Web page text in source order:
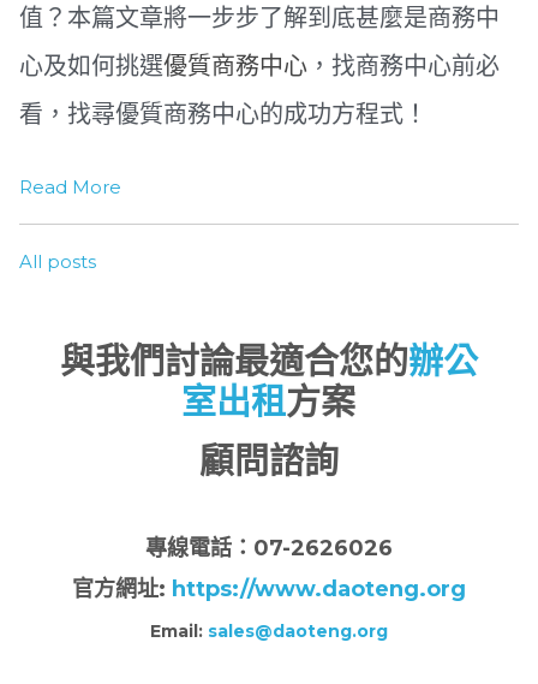
值？本篇文章將一步步了解到底甚麼是商務中
心及如何挑選優質商務中心 ，找商務中心前必
看，找尋優質商務中心的成功方程式！
Read More
All posts
與我們討論最適合您的辦公
室出租方案
顧問諮詢
專線電話：07-2626026
官方網址: https://www.daoteng.org
Email: sales@daoteng.org